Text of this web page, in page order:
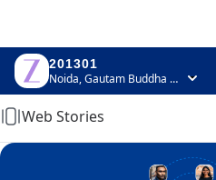
201301
Noida, Gautam Buddha Nagar, Uttar Pradesh
Home
Web Stories